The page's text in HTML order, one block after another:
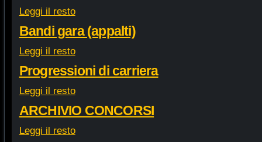
Leggi il resto
Bandi gara (appalti)
Leggi il resto
Progressioni di carriera
Leggi il resto
ARCHIVIO CONCORSI
Leggi il resto